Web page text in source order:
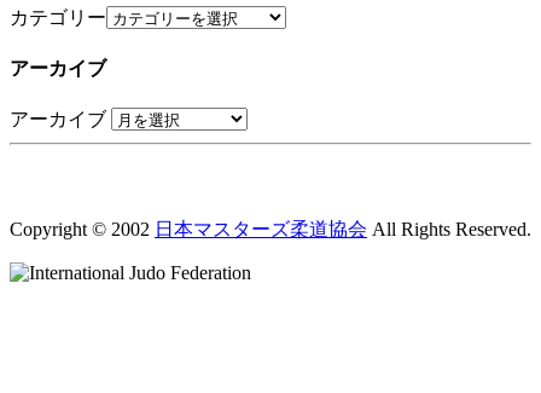
カテゴリー
アーカイブ
アーカイブ
Copyright © 2002 日本マスターズ柔道協会 All Rights Reserved.